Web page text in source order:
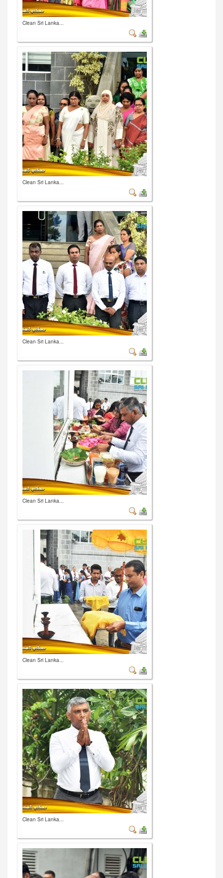
Clean Sri Lanka...
Clean Sri Lanka...
Clean Sri Lanka...
Clean Sri Lanka...
Clean Sri Lanka...
Clean Sri Lanka...